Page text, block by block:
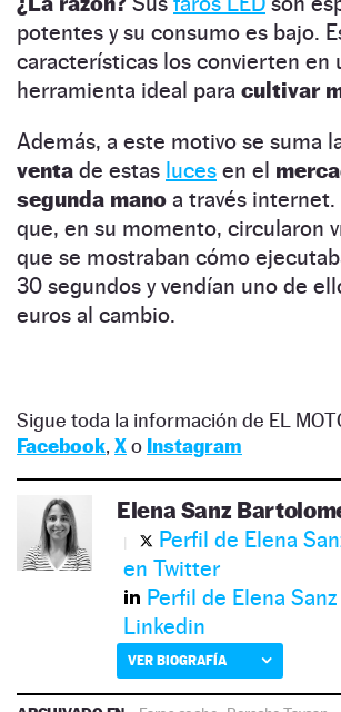
potentes y su consumo es bajo.
características los convierten en
herramienta ideal para cultivar
Además, a este motivo se suma
venta de estas luces en el
segunda mano a través internet.
que, en su momento, circularon
que se mostraban cómo
30 segundos y vendían uno de
euros al cambio.
Sigue toda la información de EL
Facebook, Xo Instagram
Elena Sanz
Perfil de Elena
en Twitter
Perfil de Elena
Linkedin
VER BIOGRAFÍA